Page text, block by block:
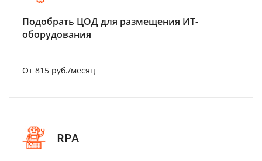
Подобрать ЦОД для размещения ИТ-
оборудования
От 815 руб./месяц
RPA